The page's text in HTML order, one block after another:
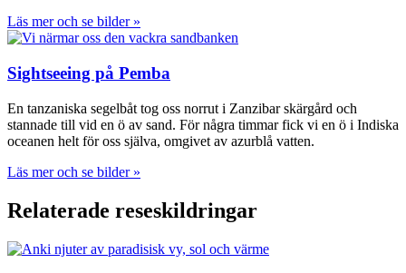
Läs mer och se bilder »
Sightseeing på Pemba
En tanzaniska segelbåt tog oss norrut i Zanzibar skärgård och
stannade till vid en ö av sand. För några timmar fick vi en ö i Indiska
oceanen helt för oss själva, omgivet av azurblå vatten.
Läs mer och se bilder »
Relaterade reseskildringar